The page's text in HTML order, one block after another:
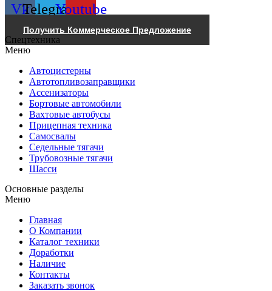
VkTelegramYoutube
Получить Коммерческое Предложение
Спецтехника
Меню
Автоцистерны
Автотопливозаправщики
Ассенизаторы
Бортовые автомобили
Вахтовые автобусы
Прицепная техника
Самосвалы
Седельные тягачи
Трубовозные тягачи
Шасси
Основные разделы
Меню
Главная
О Компании
Каталог техники
Доработки
Наличие
Контакты
Заказать звонок